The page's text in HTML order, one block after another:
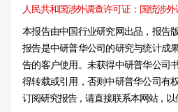
人民共和国涉外调查许可证：国统涉
本报告由中国行业研究网出品，报告
报告是中研普华公司的研究与统计成
告的客户使用。未获得中研普华公司
得转载或引用，否则中研普华公司有
订阅研究报告，请直接联系本网站，以